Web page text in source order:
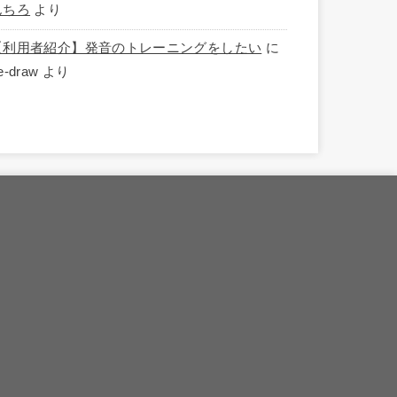
ちろ より
利用者紹介】発音のトレーニングをしたい に
draw より